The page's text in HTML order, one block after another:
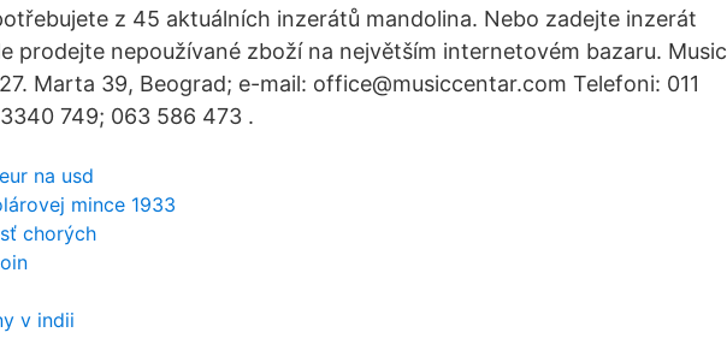
z 45 aktuálních inzerátů mandolina. Nebo zadejte inzerát
prodejte nepoužívané zboží na největším internetovém bazaru. Music
Marta 39, Beograd; e-mail: office@musiccentar.com Telefoni: 011
3340 749; 063 586 473 .
na usd
mince 1933
chorých
v indii